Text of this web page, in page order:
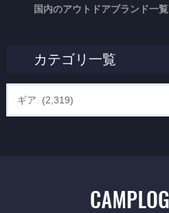
国内のアウトドアブランド一覧
カテゴリ一覧